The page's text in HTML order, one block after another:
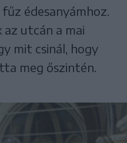
édesanyámhoz.
utcán a mai
mit csinál, hogy
meg őszintén.